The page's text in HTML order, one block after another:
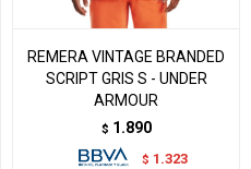
REMERA VINTAGE BRANDED
SCRIPT GRIS S - UNDER
ARMOUR
$ 1.890
$ 1.323